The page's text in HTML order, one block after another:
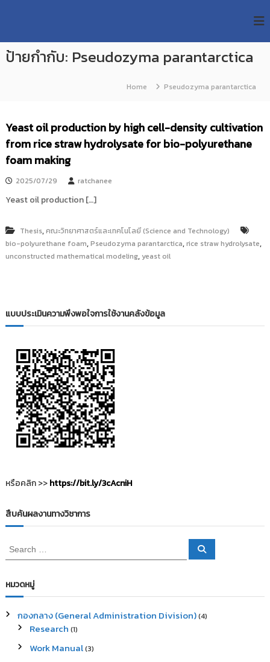
p
U
T
s
e
a
r
c
R
p
o
o
r
ค
ลั
ง
ข้
อ
มู
ล
า
วิ
จั
วิ
ท
ท
โ
น
ล
ร
ม
ง
ค
รี
ป้ายกำกับ: Pseudozyma parantarctica
Home Pseudozyma parantarctica
Yeast oil production by high cell-density cultivation
from rice straw hydrolysate for bio-polyurethane
foam making
2025/07/29 ratchanee
Yeast oil production […]
Thesis,คณะวิทยาศาสตร์และเทคโนโลยี (Science and Technology)
bio-polyurethane foam,Pseudozyma parantarctica,rice straw hydrolysate,
unconstructed mathematical modeling, yeast oil
แบบประเมินความพึงพอใจการใช้งานคลังข้อมูล
หรือคลิก >>https://bit.ly/3cAcniH
สืบค้นผลงานทางวิชาการ
e
r
c
f
S
หมวดหมู่
กองกลาง (General Administration Division)(4)
Research (1)
Work Manual(3)